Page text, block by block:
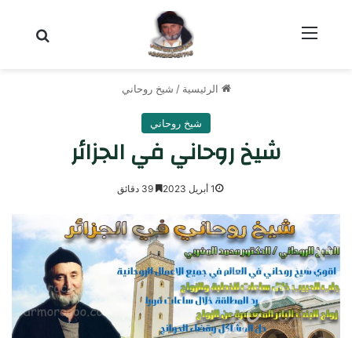
الرئيسية / شيخ روحاني
شيخ روحاني
شيخ روحاني في الجزائر
1 أبريل 2023